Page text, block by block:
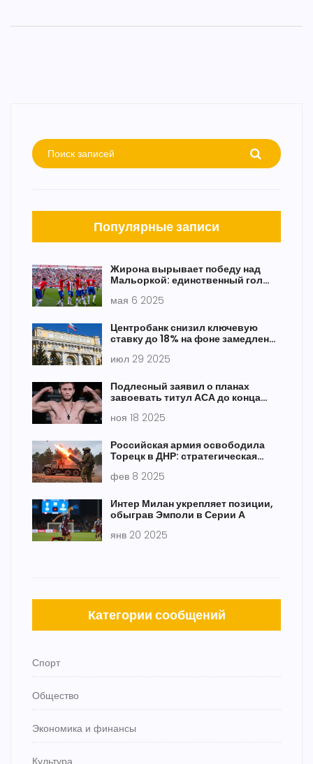
Популярные записи
Жирона вырывает победу над
Мальоркой: единственный гол
мая 6 2025
Центробанк снизил ключевую
ставку до 18% на фоне замедления
июл 29 2025
Подлесный заявил о планах
завоевать титул АСА до конца
ноя 18 2025
Российская армия освободила
Торецк в ДНР: стратегическая
боевые действия
фев 8 2025
Интер Милан укрепляет позиции,
обыграв Эмполи в Серии А
янв 20 2025
Категории сообщений
Спорт
Общество
Экономика и финансы